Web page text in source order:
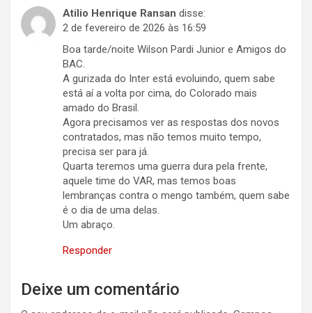
Atilio Henrique Ransan disse:
2 de fevereiro de 2026 às 16:59
Boa tarde/noite Wilson Pardi Junior e Amigos do
BAC.
A gurizada do Inter está evoluindo, quem sabe
está aí a volta por cima, do Colorado mais
amado do Brasil.
Agora precisamos ver as respostas dos novos
contratados, mas não temos muito tempo,
precisa ser para já.
Quarta teremos uma guerra dura pela frente,
aquele time do VAR, mas temos boas
lembranças contra o mengo também, quem sabe
é o dia de uma delas.
Um abraço.
Responder
Deixe um comentário